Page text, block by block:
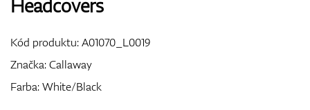
Headcovers
Kód produktu:A01070_L0019
Značka:Callaway
Farba: White/Black